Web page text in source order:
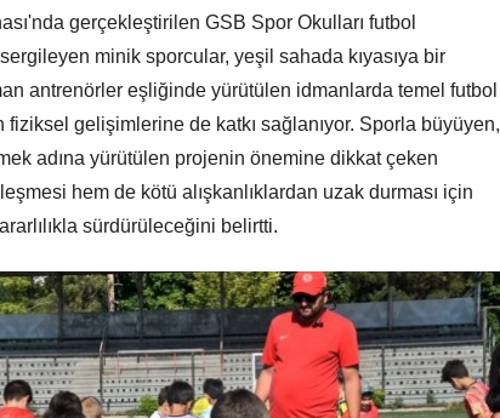
gerçekleştirilen GSB Spor Okulları futbol
minik sporcular, yeşil sahada kıyasıya bir
antrenörler eşliğinde yürütülen idmanlarda temel futbol
fiziksel gelişimlerine de katkı sağlanıyor. Sporla büyüyen,
adına yürütülen projenin önemine dikkat çeken
hem de kötü alışkanlıklardan uzak durması için
sürdürüleceğini belirtti.